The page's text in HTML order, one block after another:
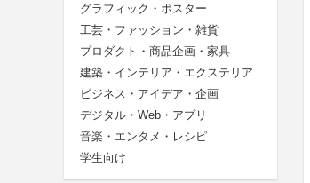
グラフィック・ポスター
工芸・ファッション・雑貨
プロダクト・商品企画・家具
建築・インテリア・エクステリア
ビジネス・アイデア・企画
デジタル・Web・アプリ
音楽・エンタメ・レシピ
学生向け